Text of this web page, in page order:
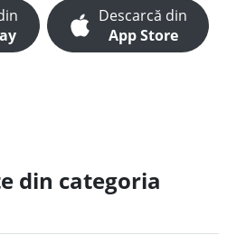
Descarcă din
App Store
din categoria